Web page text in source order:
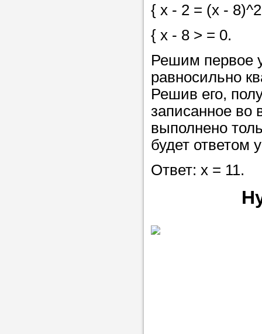
{ x - 2 = (x - 8)^2
{ x - 8 > = 0.
Решим первое
равносильно
Решив его,
записанное во
выполнено
будет ответом
Ответ: х = 11.